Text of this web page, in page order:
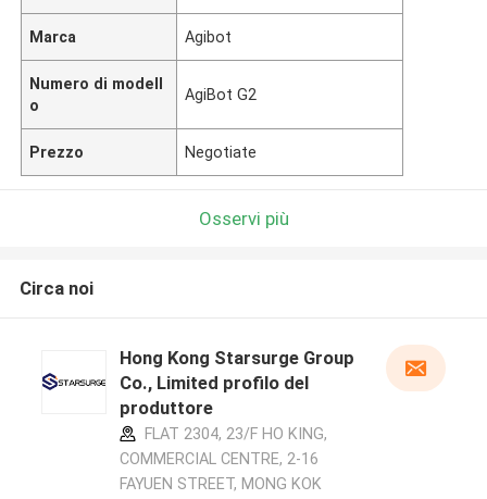
Marca Agibot
Numero di modell
o
AgiBot G2
Prezzo Negotiate
Osservi più
Circa noi
Hong Kong Starsurge Group
Co., Limited profilo del
produttore
FLAT 2304, 23/F HO KING,
COMMERCIAL CENTRE, 2-16
FAYUEN STREET, MONG KOK